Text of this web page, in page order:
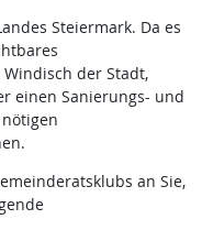
Steiermark. Da es
der Stadt,
einen Sanierungs- und
an Sie,